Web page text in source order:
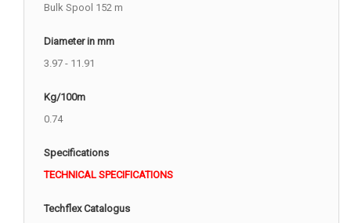
Bulk Spool 152 m
Diameter in mm
3.97 - 11.91
Kg/100m
0.74
Specifications
TECHNICAL SPECIFICATIONS
Techflex Catalogus